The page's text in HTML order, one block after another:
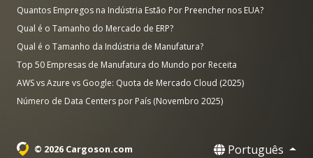
Quantos Empregos na Indústria Estão Por Preencher nos EUA?
Qual é o Tamanho do Mercado de ERP?
Qual é o Tamanho da Indústria de Manufatura?
Top 50 Empresas de Manufatura do Mundo por Receita
AWS vs Azure vs Google: Quota de Mercado Cloud (2025)
Número de Data Centers por País (Novembro 2025)
© 2026 Cargoson.com Português